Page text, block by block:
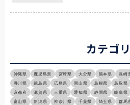
カテゴ
沖縄県 鹿児島県 宮崎県 大分県 熊本県 長崎
香川県
徳島県 広島県 岡山県 島根県 鳥取県
京都府
滋賀県 三重県 愛知県 静岡県 岐阜県
富山県
新潟県 神奈川県 千葉県 埼玉県 群馬